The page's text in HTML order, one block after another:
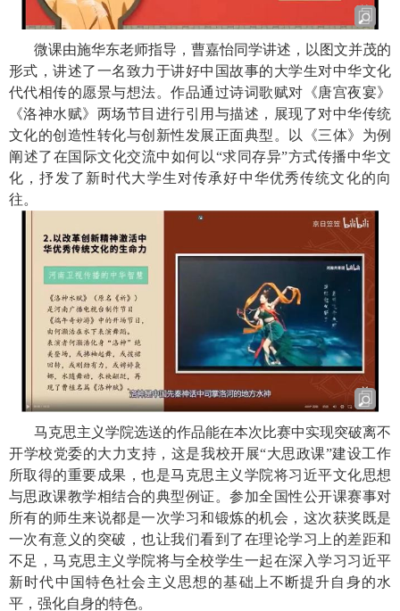
微课由施华东老师指导，曹嘉怡同学讲述，以图文并茂的
形式，讲述了一名致力于讲好中国故事的大学生对中华文化
代代相传的愿景与想法。作品通过诗词歌赋对《唐宫夜宴》
《洛神水赋》两场节目进行引用与描述，展现了对中华传统
文化的创造性转化与创新性发展正面典型。以《三体》为例
阐述了在国际文化交流中如何以“求同存异”方式传播中华文
化，抒发了新时代大学生对传承好中华优秀传统文化的向
往。
马克思主义学院选送的作品能在本次比赛中实现突破离不
开学校党委的大力支持，这是我校开展“大思政课”建设工作
所取得的重要成果，也是马克思主义学院将习近平文化思想
与思政课教学相结合的典型例证。参加全国性公开课赛事对
所有的师生来说都是一次学习和锻炼的机会，这次获奖既是
一次有意义的突破，也让我们看到了在理论学习上的差距和
不足，马克思主义学院将与全校学生一起在深入学习习近平
新时代中国特色社会主义思想的基础上不断提升自身的水
平，强化自身的特色。